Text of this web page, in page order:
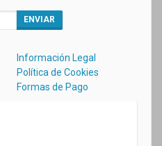
ENVIAR
Información Legal
Política de Cookies
Formas de Pago